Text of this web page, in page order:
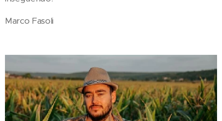
Marco Fasoli